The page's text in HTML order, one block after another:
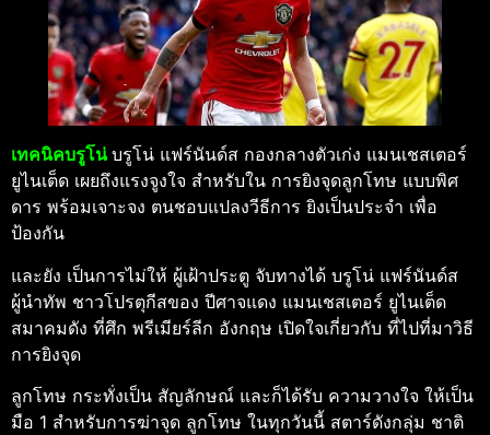
เทคนิคบรูโน่บรูโน่ แฟร์นันด์ส กองกลางตัวเก่ง แมนเชสเตอร์
ยูไนเต็ด เผยถึงแรงจูงใจ สำหรับใน การยิงจุดลูกโทษ แบบพิศ
ดาร พร้อมเจาะจง ตนชอบแปลงวีธีการ ยิงเป็นประจำ เพื่อ
ป้องกัน
และยัง เป็นการไม่ให้ ผู้เฝ้าประตู จับทางได้ บรูโน่ แฟร์นันด์ส
ผู้นำทัพ ชาวโปรตุกีสของ ปีศาจแดง แมนเชสเตอร์ ยูไนเต็ด
สมาคมดัง ที่ศึก พรีเมียร์ลีก อังกฤษ เปิดใจเกี่ยวกับ ที่ไปที่มาวิธี
การยิงจุด
ลูกโทษ กระทั่งเป็น สัญลักษณ์ และก็ได้รับ ความวางใจ ให้เป็น
มือ 1 สำหรับการฆ่าจุด ลูกโทษ ในทุกวันนี้ สตาร์ดังกลุ่ม ชาติ